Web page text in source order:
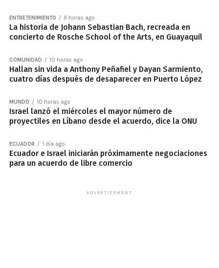
ENTRETENIMIENTO 9 horas ago
La historia de Johann Sebastian Bach, recreada en
concierto de Rosche School of the Arts, en Guayaquil
COMUNIDAD 10 horas ago
Hallan sin vida a Anthony Peñafiel y Dayan Sarmiento,
cuatro días después de desaparecer en Puerto López
MUNDO 10 horas ago
Israel lanzó el miércoles el mayor número de
proyectiles en Líbano desde el acuerdo, dice la ONU
ECUADOR 1 día ago
Ecuador e Israel iniciarán próximamente negociaciones
para un acuerdo de libre comercio
ADVERTISEMENT